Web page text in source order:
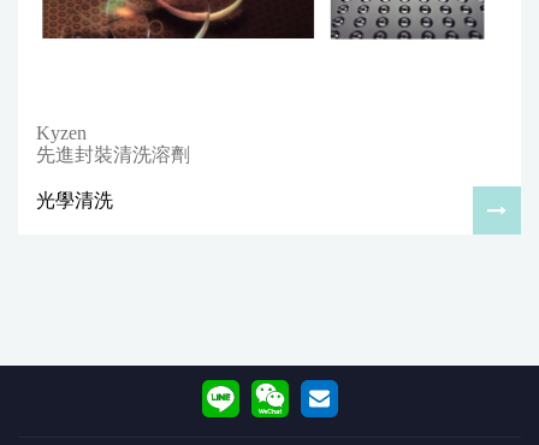
Kyzen
先進封裝清洗溶劑
光學清洗